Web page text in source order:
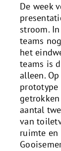
De week
stroom.
teams
het
teams is
alleen.
aantal
van
ruimte en